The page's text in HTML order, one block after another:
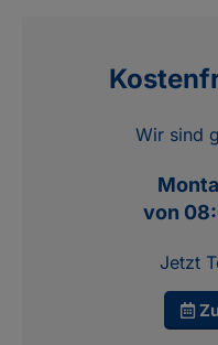
Wir sind
von
Jetzt